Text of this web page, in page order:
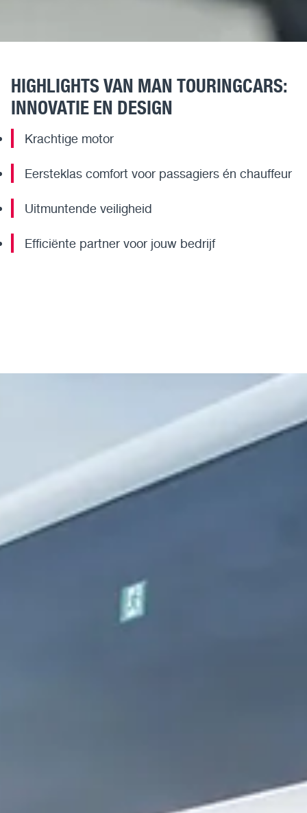
HIGHLIGHTS VAN MAN TOURINGCARS:
INNOVATIE EN DESIGN
Krachtige motor
Eersteklas comfort voor passagiers én chauffeur
Uitmuntende veiligheid
Efficiënte partner voor jouw bedrijf